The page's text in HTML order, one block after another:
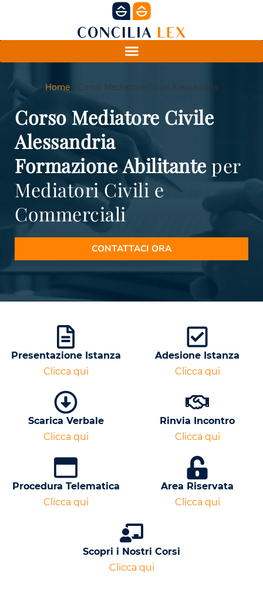
Home » Corso Mediatore Civile Alessandria
Corso Mediatore Civile
Alessandria
FormazioneAbilitanteper
Mediatori Civili e
Commerciali
CONTATTACI ORA
Presentazione Istanza
Clicca qui
Adesione Istanza
Clicca qui
Scarica Verbale
Clicca qui
Rinvia Incontro
Clicca qui
Procedura Telematica
Clicca qui
Area Riservata
Clicca qui
Scopri i Nostri Corsi
Clicca qui